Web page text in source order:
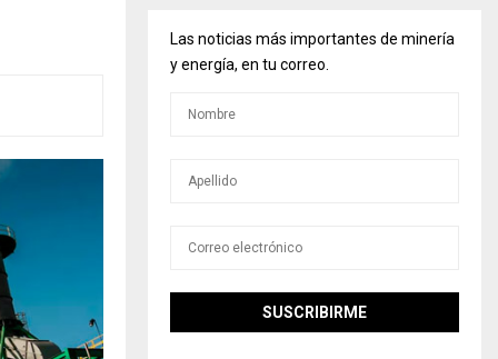
Las noticias más importantes de minería
y energía, en tu correo.